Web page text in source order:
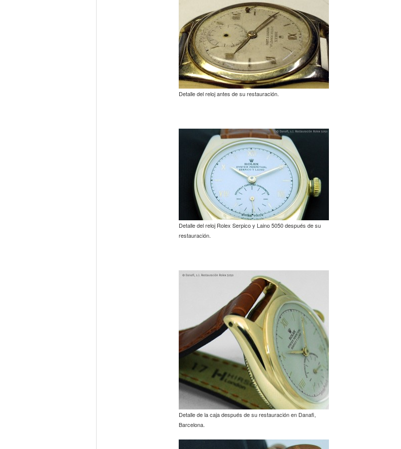
Detalle del reloj antes de su restauración.
Detalle del reloj Rolex Serpico y Laino 5050 después de su
restauración.
Detalle de la caja después de su restauración en Danafi,
Barcelona.